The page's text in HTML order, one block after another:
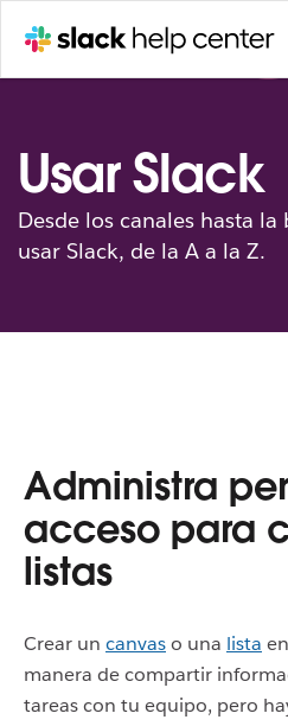
Usar Slack
Desde los canales hasta
usar Slack, de la A a la Z.
Administra
acceso para
listas
Crear un canvaso una lista
manera de compartir
tareas con tu equipo, pero